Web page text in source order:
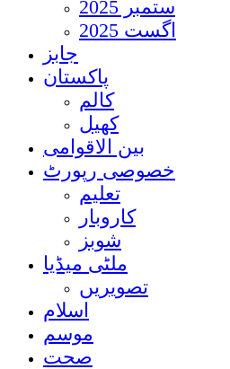
ستمبر 2025
اگست 2025
جابز
پاکستان
کالم
کھیل
بین الاقوامی
خصوصی رپورٹ
تعلیم
کاروبار
شوبز
ملٹی میڈیا
تصویریں
اسلام
موسم
صحت